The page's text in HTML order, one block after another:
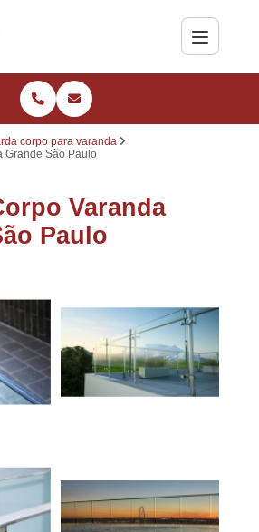
corpo para varanda
Grande São Paulo
Varanda
Paulo